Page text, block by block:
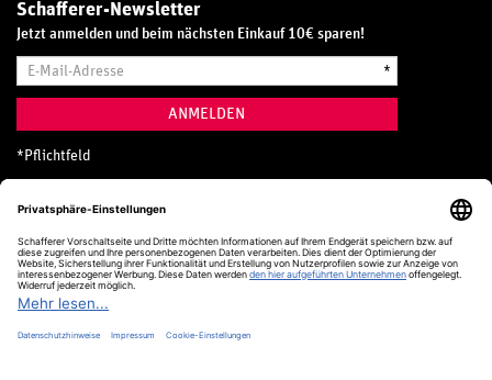
Schafferer-Newsletter
Jetzt anmelden und beim nächsten Einkauf 10€ sparen!
Mail-
*
ANMELDEN
* Pflichtfeld
Hotline
0800 20 70 300 (D)
Kostenlos aus dem deutschen Festnetz
24 Stunden / 365 Tage im Jahr